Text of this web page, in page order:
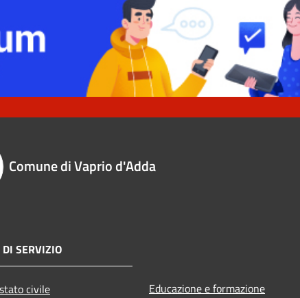
Comune di Vaprio d'Adda
DI SERVIZIO
civile
Educazione e formazione